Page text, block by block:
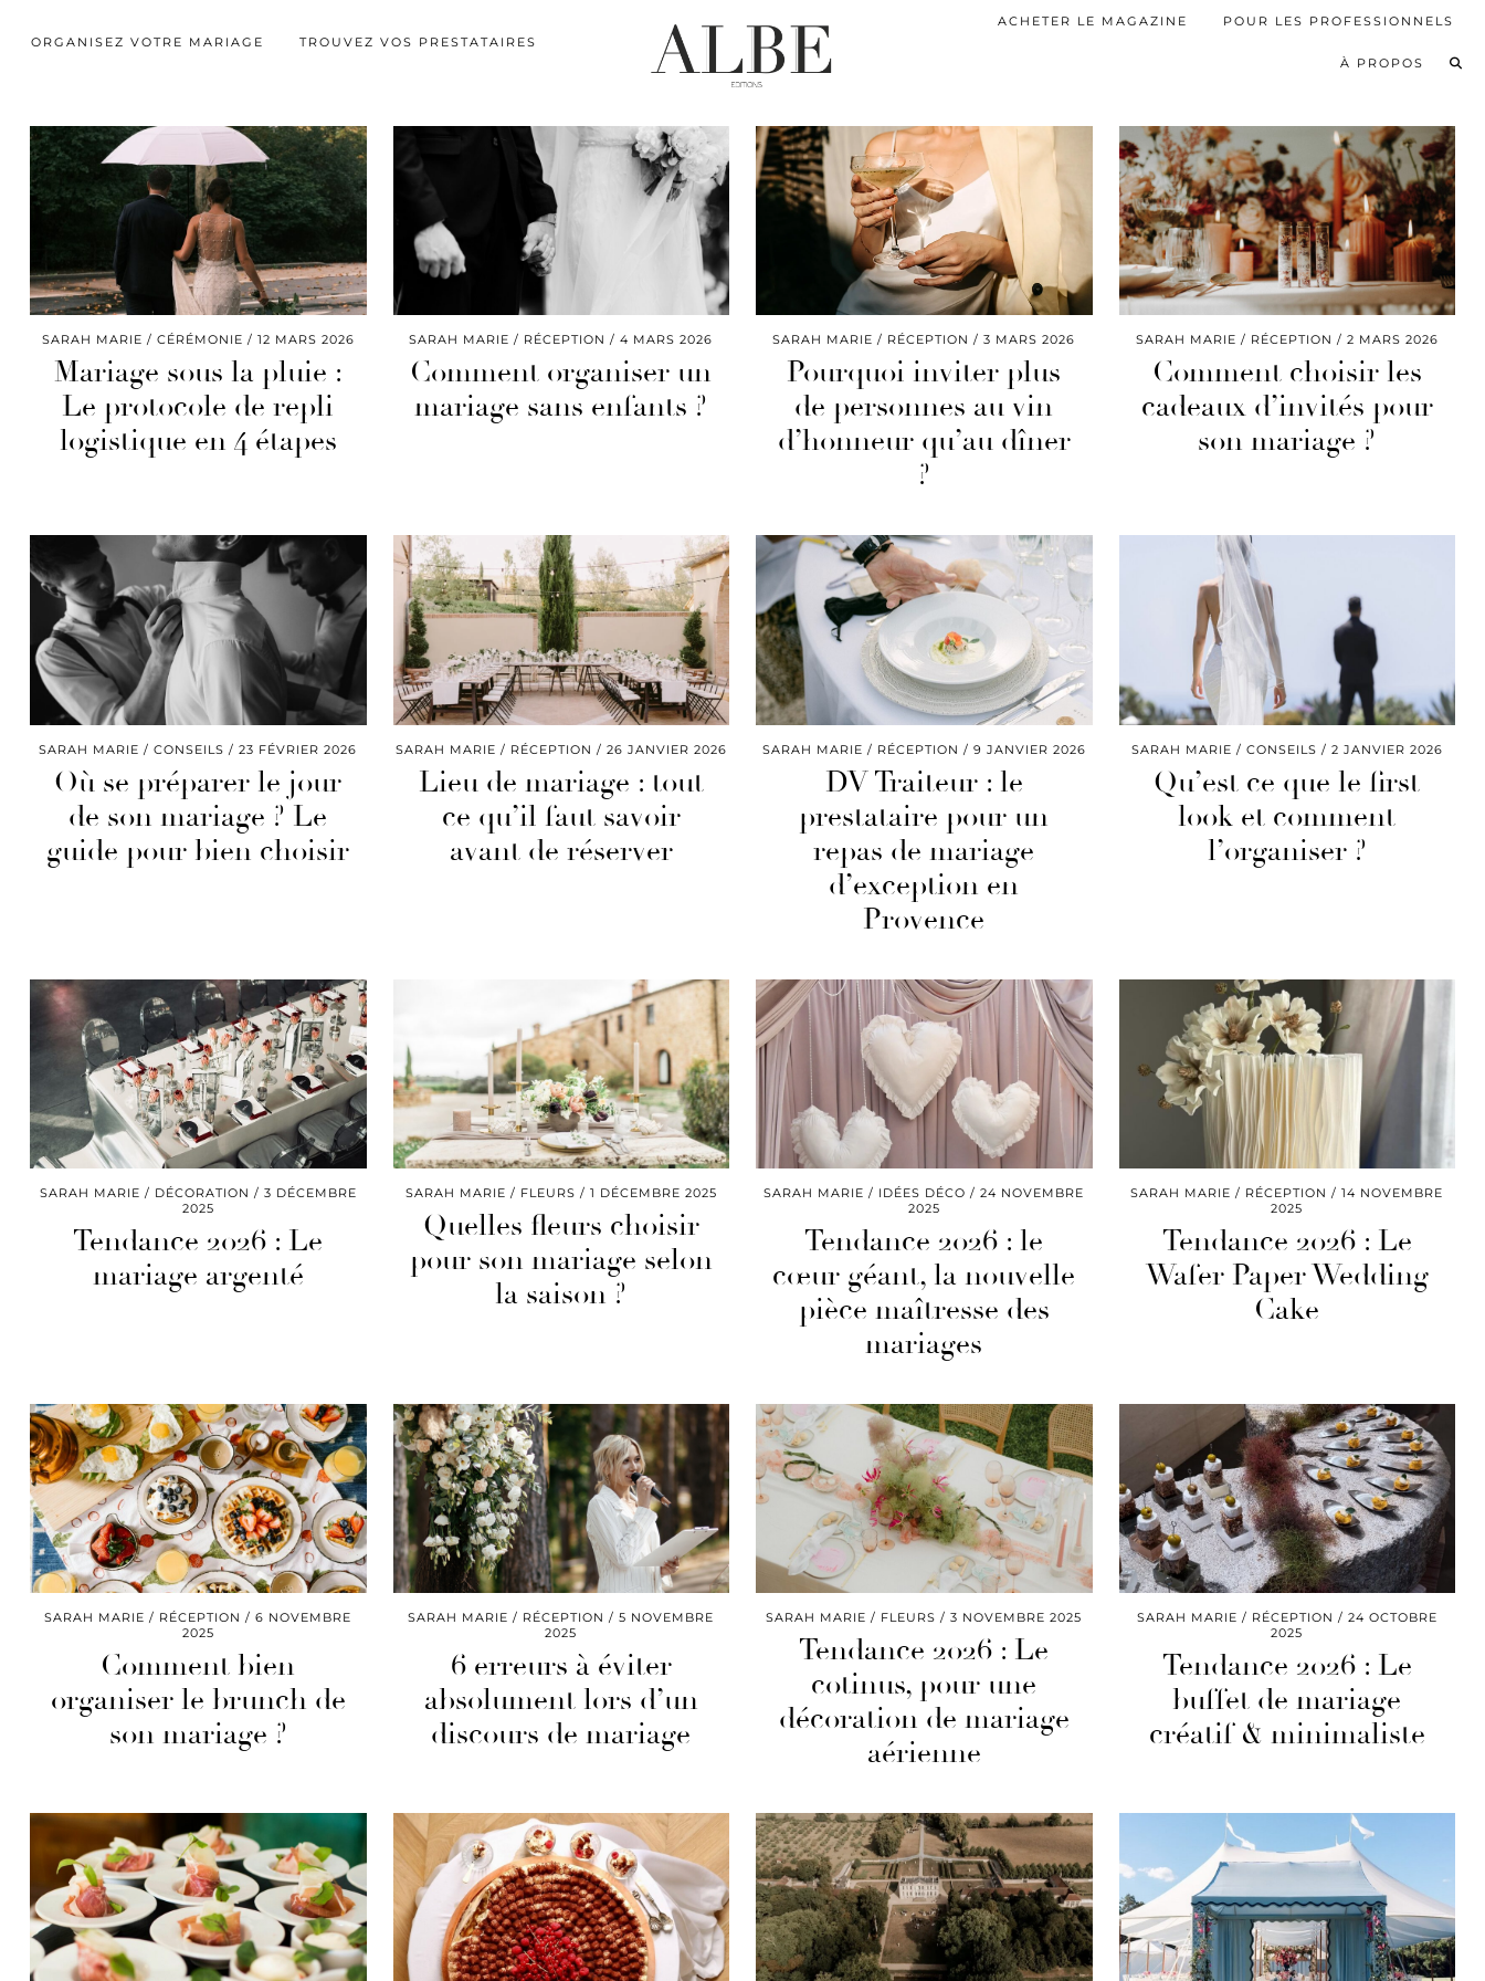
ORGANISEZ VOTRE MARIAGE TROUVEZ VOS PRESTATAIRES
ACHETER LE MAGAZINE POUR LES PROFESSIONNELS
À PROPOS
SARAH MARIE CÉRÉMONIE 12 MARS 2026
Mariage sous la pluie :
Le protocole de repli
logistique en 4 étapes
SARAH MARIE RÉCEPTION 4 MARS 2026
Comment organiser un
mariage sans enfants ?
SARAH MARIE RÉCEPTION 3 MARS 2026
Pourquoi inviter plus
de personnes au vin
d’honneur qu’au dîner
?
SARAH MARIE RÉCEPTION 2 MARS 2026
Comment choisir les
cadeaux d’invités pour
son mariage ?
SARAH MARIE CONSEILS 23 FÉVRIER 2026
Où se préparer le jour
de son mariage ? Le
guide pour bien choisir
SARAH MARIE RÉCEPTION 26 JANVIER 2026
Lieu de mariage : tout
ce qu’il faut savoir
avant de réserver
SARAH MARIE RÉCEPTION 9 JANVIER 2026
DV Traiteur : le
prestataire pour un
repas de mariage
d’exception en
Provence
SARAH MARIE CONSEILS 2 JANVIER 2026
Qu’est ce que le first
look et comment
l’organiser ?
SARAH MARIE DÉCORATION
3 DÉCEMBRE
2025
Tendance 2026 : Le
mariage argenté
SARAH MARIE FLEURS 1 DÉCEMBRE 2025
Quelles fleurs choisir
pour son mariage selon
la saison ?
SARAH MARIE IDÉES DÉCO
24 NOVEMBRE
2025
Tendance 2026 : le
cœur géant, la nouvelle
pièce maîtresse des
mariages
SARAH MARIE RÉCEPTION
14 NOVEMBRE
2025
Tendance 2026 : Le
Wafer Paper Wedding
Cake
SARAH MARIE RÉCEPTION
6 NOVEMBRE
2025
Comment bien
organiser le brunch de
son mariage ?
SARAH MARIE RÉCEPTION
5 NOVEMBRE
2025
6 erreurs à éviter
absolument lors d’un
discours de mariage
SARAH MARIE FLEURS 3 NOVEMBRE 2025
Tendance 2026 : Le
cotinus, pour une
décoration de mariage
aérienne
SARAH MARIE RÉCEPTION
24 OCTOBRE
2025
Tendance 2026 : Le
buffet de mariage
créatif & minimaliste